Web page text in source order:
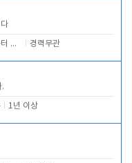
전반적인 카운터 업무 경력무관
.
1년 이상